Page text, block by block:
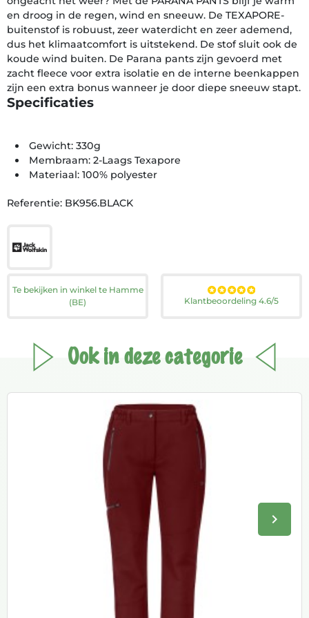
en droog in de regen, wind en sneeuw. De TEXAPORE-
buitenstof is robuust, zeer waterdicht en zeer ademend,
dus het klimaatcomfort is uitstekend. De stof sluit ook de
koude wind buiten. De Parana pants zijn gevoerd met
zacht fleece voor extra isolatie en de interne beenkappen
zijn een extra bonus wanneer je door diepe sneeuw stapt.
Specificaties
Gewicht: 330g
Membraam: 2-Laags Texapore
Materiaal: 100% polyester
Referentie: BK956.BLACK
Te bekijken in winkel te Hamme
(BE)
Klantbeoordeling 4.6/5
Ook in deze categorie
keyboard_arrow_right